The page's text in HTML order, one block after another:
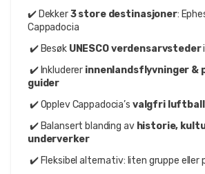
✔️ Dekker 3 store destinasjoner:
Cappadocia
✔️ Besøk UNESCO verdensarvsteder
✔️ Inkluderer innenlandsflyvninger &
guider
✔️ Opplev Cappadocia’s valgfri
✔️ Balansert blanding av historie,
underverker
✔️ Fleksibel alternativ: liten gruppe eller